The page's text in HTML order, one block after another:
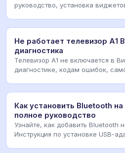
руководство, установка
Не работает телевизор А1
диагностика
Телевизор А1 не включается в
диагностике, кодам ошибок,
Как установить Bluetooth
полное руководство
Узнайте, как добавить Bluetooth
Инструкция по установке USB-